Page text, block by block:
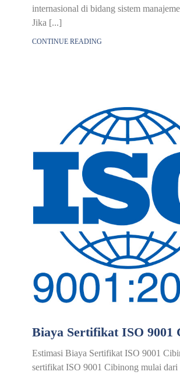
internasional di bidang sistem
Jika [...]
CONTINUE READING
Biaya Sertifikat ISO 9001
Estimasi Biaya Sertifikat ISO 9001
sertifikat ISO 9001 Cibinong mulai dari